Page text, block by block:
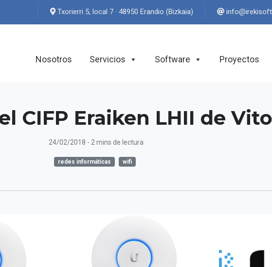
Txorierri 5, local 7 · 48950 Erandio (Bizkaia)
Nosotros Servicios Software Proyectos
CIFP Eraiken LHII de
24/02/2018 - 2 mins de lectura
redes informáticas wifi